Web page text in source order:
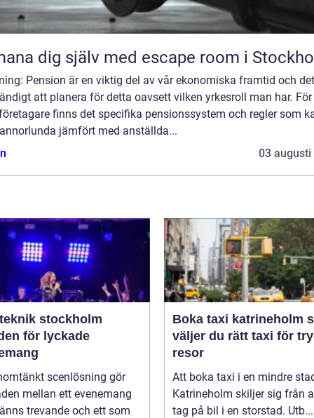
dig själv med escape room i
Pension är en viktig del av vår ekonomiska framtid och
att planera för detta oavsett vilken yrkesroll man har. För
finns det specifika pensionssystem och regler som
jämfört med anställda...
03 augusti
stockholm
för lyckade
scenlösning gör
mellan ett evenemang
trevande och ett som
Boka taxi katrineholm så
väljer du rätt taxi för
resor
Att boka taxi i en mindre
Katrineholm skiljer sig från
tag på bil i en storstad. Utb...